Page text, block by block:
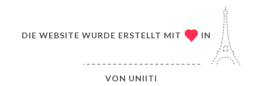
DIE WEBSITE WURDE ERSTELLT MIT IN
VON UNIITI